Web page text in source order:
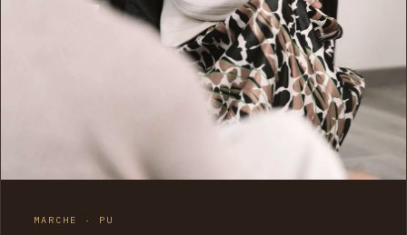
MARCHE · PU